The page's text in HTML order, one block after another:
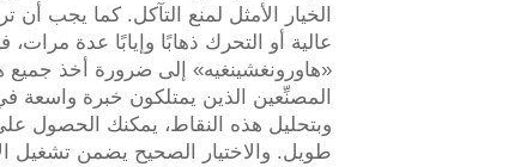
الخيار الأمثل لمنع التآكل. كما يجب
عالية أو التحرك ذهابًا وإيابًا عدة
«هاورونغشينغيه» إلى ضرورة أخذ جميع
المصنِّعين الذين يمتلكون خبرة واسعة
وبتحليل هذه النقاط، يمكنك الحصول
طويل. والاختيار الصحيح يضمن تشغيل